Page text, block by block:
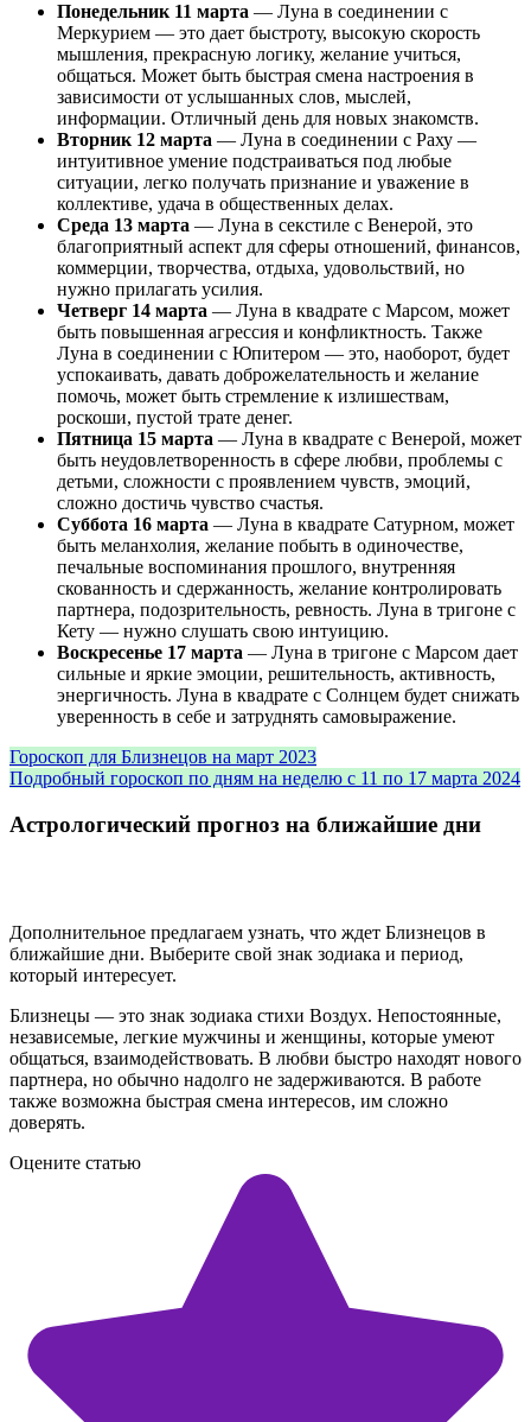
Понедельник 11 марта — Луна в соединении с
Меркурием — это дает быстроту, высокую скорость
мышления, прекрасную логику, желание учиться,
общаться. Может быть быстрая смена настроения в
зависимости от услышанных слов, мыслей,
информации. Отличный день для новых знакомств.
Вторник 12 марта — Луна в соединении с Раху —
интуитивное умение подстраиваться под любые
ситуации, легко получать признание и уважение в
коллективе, удача в общественных делах.
Среда 13 марта — Луна в секстиле с Венерой, это
благоприятный аспект для сферы отношений, финансов,
коммерции, творчества, отдыха, удовольствий, но
нужно прилагать усилия.
Четверг 14 марта — Луна в квадрате с Марсом, может
быть повышенная агрессия и конфликтность. Также
Луна в соединении с Юпитером — это, наоборот, будет
успокаивать, давать доброжелательность и желание
помочь, может быть стремление к излишествам,
роскоши, пустой трате денег.
Пятница 15 марта — Луна в квадрате с Венерой, может
быть неудовлетворенность в сфере любви, проблемы с
детьми, сложности с проявлением чувств, эмоций,
сложно достичь чувство счастья.
Суббота 16 марта — Луна в квадрате Сатурном, может
быть меланхолия, желание побыть в одиночестве,
печальные воспоминания прошлого, внутренняя
скованность и сдержанность, желание контролировать
партнера, подозрительность, ревность. Луна в тригоне с
Кету — нужно слушать свою интуицию.
Воскресенье 17 марта — Луна в тригоне с Марсом дает
сильные и яркие эмоции, решительность, активность,
энергичность. Луна в квадрате с Солнцем будет снижать
уверенность в себе и затруднять самовыражение.
Гороскоп для Близнецов на март 2023
Подробный гороскоп по дням на неделю с 11 по 17 марта 2024
Астрологический прогноз на ближайшие дни
Дополнительное предлагаем узнать, что ждет Близнецов в
ближайшие дни. Выберите свой знак зодиака и период,
который интересует.
Близнецы — это знак зодиака стихи Воздух. Непостоянные,
независемые, легкие мужчины и женщины, которые умеют
общаться, взаимодействовать. В любви быстро находят нового
партнера, но обычно надолго не задерживаются. В работе
также возможна быстрая смена интересов, им сложно
доверять.
Оцените статью